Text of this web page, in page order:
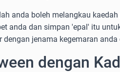
anda boleh melangkau
anda dan simpan 'epal' itu
dengan jenama kegemaran anda
dengan